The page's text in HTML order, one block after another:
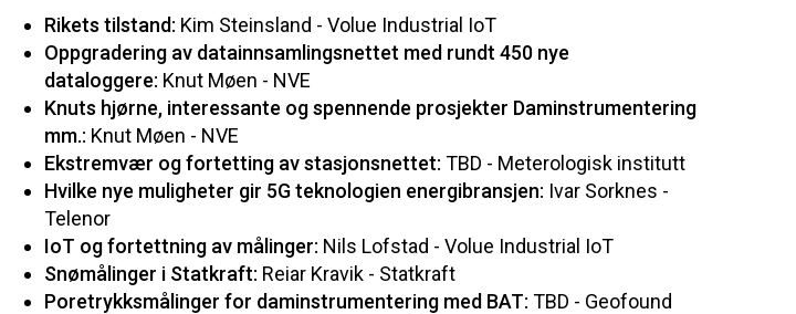
Rikets tilstand: Kim Steinsland - Volue Industrial IoT
Oppgradering av datainnsamlingsnettet med rundt 450 nye
dataloggere: Knut Møen - NVE
Knuts hjørne, interessante og spennende prosjekter Daminstrumentering
mm.: Knut Møen - NVE
Ekstremvær og fortetting av stasjonsnettet: TBD - Meterologisk institutt
Hvilke nye muligheter gir 5G teknologien energibransjen: Ivar Sorknes -
Telenor
IoT og fortettning av målinger: Nils Lofstad - Volue Industrial IoT
Snømålinger i Statkraft: Reiar Kravik - Statkraft
Poretrykksmålinger for daminstrumentering med BAT: TBD - Geofound